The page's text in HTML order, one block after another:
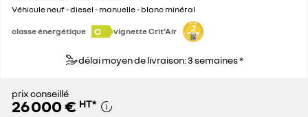
Véhicule neuf - diesel - manuelle - blanc minéral
classe énergétique C vignette Crit'Air
délai moyen de livraison: 3 semaines *
prix conseillé
26 000 € HT*